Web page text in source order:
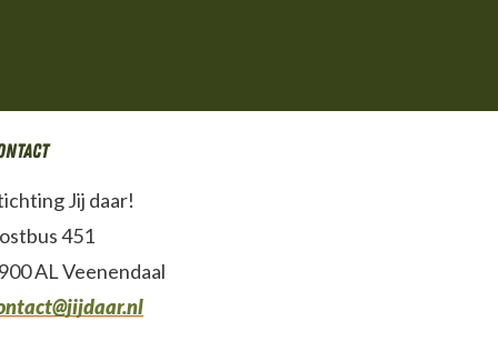
Jij daar!
451
AL Veenendaal